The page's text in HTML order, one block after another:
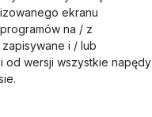
ekranu
na / z
i / lub
od wersji wszystkie napędy